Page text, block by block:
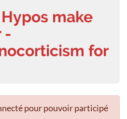
make
-
for
pour pouvoir participé